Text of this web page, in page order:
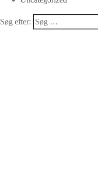
Søg efter: